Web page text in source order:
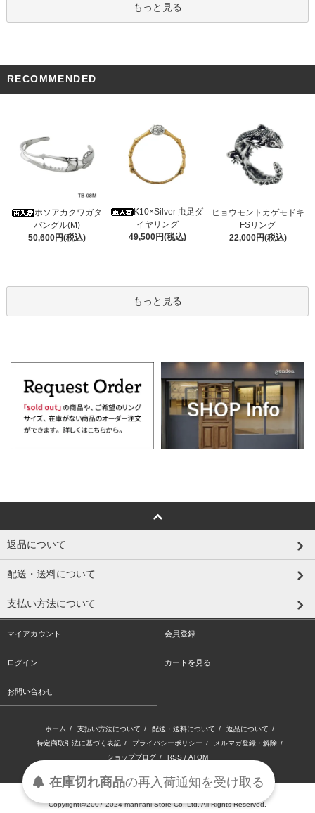
もっと見る
RECOMMENDED
ホソアカクワガタ
バングル(M)
50,600円(税込)
K10×Silver 虫足ダ
イヤリング
49,500円(税込)
ヒョウモントカゲモドキ
FSリング
22,000円(税込)
もっと見る
返品について
配送・送料について
支払い方法について
マイアカウント 会員登録
ログイン カートを見る
お問い合わせ
ホーム / 支払い方法について / 配送・送料について / 返品について /
特定商取引法に基づく表記 / プライバシーポリシー / メルマガ登録・解除 /
ショップブログ / RSS / ATOM
Copyright@2007-2024 manifani Store Co.,Ltd. All Rights Reserved.
在庫切れ商品の再入荷通知を受け取る